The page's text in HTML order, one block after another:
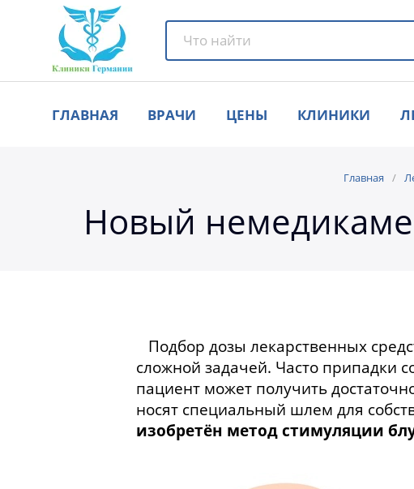
ГЛАВНАЯ ВРАЧИ ЦЕНЫ КЛИНИКИ
Главная
Новый
Подбор дозы лекарственных
сложной задачей. Часто припадки
пациент может получить
носят специальный шлем для
изобретён метод стимуляции